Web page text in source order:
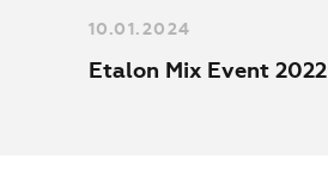
10.01.2024
Etalon Mix Event 2022